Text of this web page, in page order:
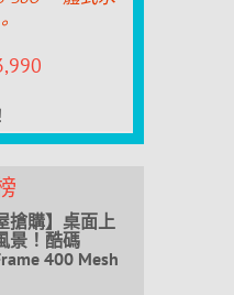
搶購】桌面上
景！酷碼
400 Mesh